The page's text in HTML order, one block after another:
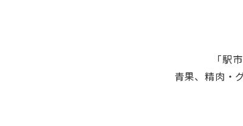
「駅
青果、精肉・